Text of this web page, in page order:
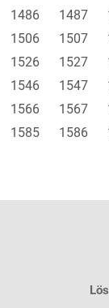
1486 1487
1506 1507
1526 1527
1546 1547
1566 1567
1585 1586